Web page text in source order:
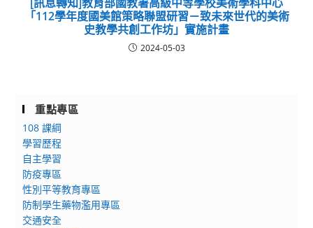
「112學年度國美館策略聯盟研習－致未來世代的美術
史教學共創工作坊」實施計畫
2024-05-03
重點專區
108 課綱
學習歷程
自主學習
防疫專區
性別平等教育專區
防制學生藥物濫用專區
交通安全